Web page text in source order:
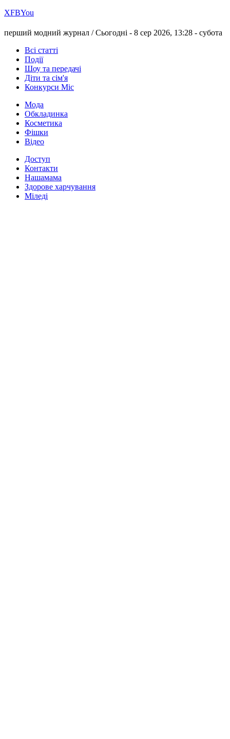
ХFBYou
перший модний журнал /Сьогодні - 8 сер 2026, 13:28 - субота
Всі статті
Події
Шоу та передачі
Діти та сім'я
Конкурси Міс
Мода
Обкладинка
Косметика
Фішки
Відео
Доступ
Контакти
Нашамама
Здорове харчування
Міледі